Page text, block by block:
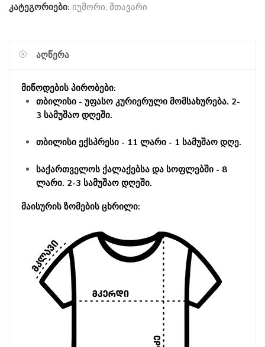
კატეგორიები: იუმორი, მთავარი
ᲐᲦᲬᲔᲠᲐ
მიწოდების პირობები:
თბილისი - უფასო კურიერული მომსახურება. 2-
3 სამუშაო დღეში.
თბილისი ექსპრესი - 11 ლარი - 1 სამუშაო დღე.
საქართველოს ქალაქებსა და სოფლებში - 8
ლარი. 2-3 სამუშაო დღეში.
მაისურის ზომების ცხრილი: